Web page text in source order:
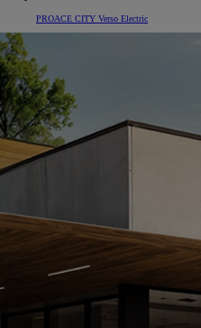
PROACE CITY Verso Electric